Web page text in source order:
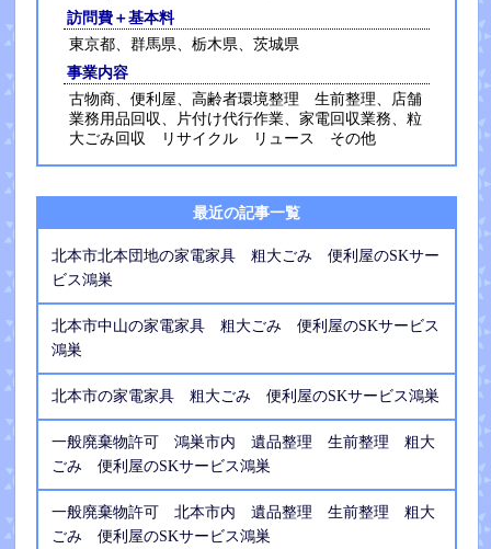
訪問費＋基本料
東京都、群馬県、栃木県、茨城県
事業内容
古物商、便利屋、高齢者環境整理 生前整理、店舗
業務用品回収、片付け代行作業、家電回収業務、粒
大ごみ回収 リサイクル リュース その他
最近の記事一覧
北本市北本団地の家電家具 粗大ごみ 便利屋のSKサー
ビス鴻巣
北本市中山の家電家具 粗大ごみ 便利屋のSKサービス
鴻巣
北本市の家電家具 粗大ごみ 便利屋のSKサービス鴻巣
一般廃棄物許可 鴻巣市内 遺品整理 生前整理 粗大
ごみ 便利屋のSKサービス鴻巣
一般廃棄物許可 北本市内 遺品整理 生前整理 粗大
ごみ 便利屋のSKサービス鴻巣